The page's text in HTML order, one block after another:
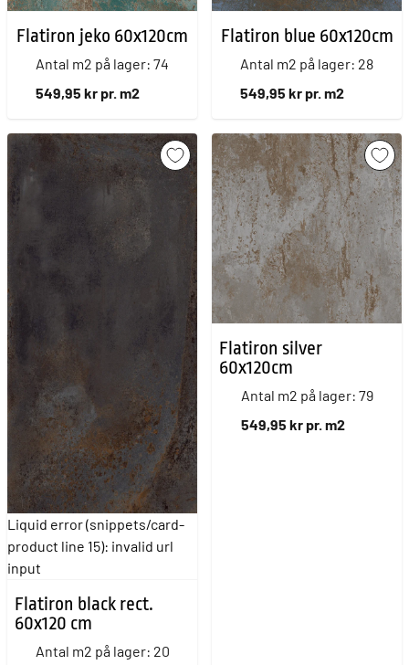
Flatiron jeko 60x120cm
Antal m2 på lager: 74
549,95 kr pr. m2
Flatiron blue 60x120cm
Antal m2 på lager: 28
549,95 kr pr. m2
Liquid error (snippets/card-
product line 15): invalid url
input
Flatiron black rect.
60x120 cm
Antal m2 på lager: 20
Flatiron silver
60x120cm
Antal m2 på lager: 79
549,95 kr pr. m2